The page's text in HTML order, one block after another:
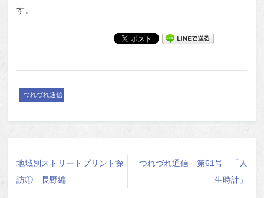
す。
つれづれ通信
地域別ストリートプリント探
訪① 長野編
つれづれ通信 第61号 「人
生時計」